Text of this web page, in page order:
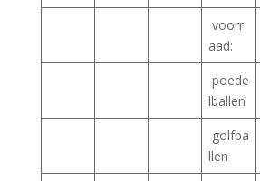
voorr
aad:
poede
lballen
golfba
llen